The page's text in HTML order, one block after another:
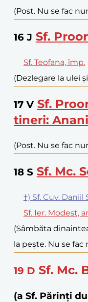
(Post. Nu se fac
16 J Sf.
Sf. Teofana, împ.
(Dezlegare la ulei
17 V Sf.
tineri:
(Post. Nu se fac
18 S Sf. Mc.
†) Sf. Cuv. Daniil
Sf. Ier. Modest,
(Sâmbăta
la pește. Nu se fac
19 D Sf. Mc.
(a Sf. Părinți